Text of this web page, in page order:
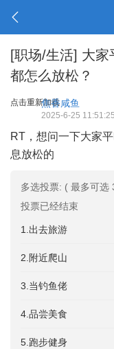
[职场/生活] 大家
都怎么放松？
点击重新加载焦香咸鱼
2025-6-25 11:51:25
RT，想问一下大家
息放松的
多选投票: ( 最多可选
投票已经结束
1.出去旅游
2.附近爬山
3.当钓鱼佬
4.品尝美食
5.跑步健身